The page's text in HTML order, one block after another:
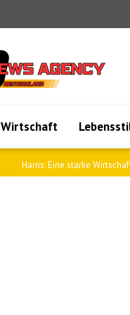
Wirtschaft
Sybiha: Ein freies Belarus